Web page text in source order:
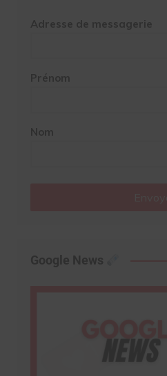
Adresse de messagerie
Prénom
Nom
Google News